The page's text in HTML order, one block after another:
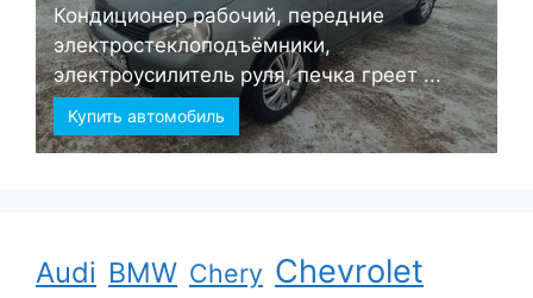
Кондиционер рабочий, передние
электростеклоподъёмники,
электроусилитель руля, печка греет ...
Купить автомобиль
Audi BMW Chery Chevrolet